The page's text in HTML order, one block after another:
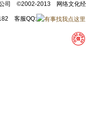
司 ©2002-2013 网络文化经
客服QQ: